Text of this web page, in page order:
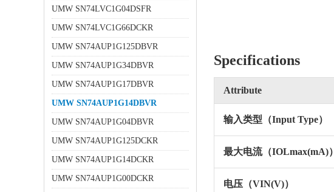
UMW SN74LVC1G04DSFR
UMW SN74LVC1G66DCKR
UMW SN74AUP1G125DBVR
UMW SN74AUP1G34DBVR
UMW SN74AUP1G17DBVR
UMW SN74AUP1G14DBVR
UMW SN74AUP1G04DBVR
UMW SN74AUP1G125DCKR
UMW SN74AUP1G14DCKR
UMW SN74AUP1G00DCKR
Specifications
Attribute
输入类型（Input Type）
最大电流（IOLmax(mA)）
电压（VIN(V)）